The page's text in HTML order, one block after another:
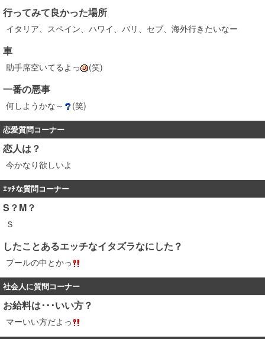
行ってみて良かった場所
イタリア、スペイン、ハワイ、バリ、セブ、海外行きたいなー
車
助手席空いてるよっ (笑)
一番の悪事
何しようかな～ (笑)
恋愛質問コーナー
恋人は？
今かなり欲しいよ
ｴｯﾁな質問コーナー
S？M？
Ｓ
したことあるエッチなイタズラなにした？
プールの中とかっ
社会人に質問コーナー
お給料は･･･いい方？
マーいい方だよっ